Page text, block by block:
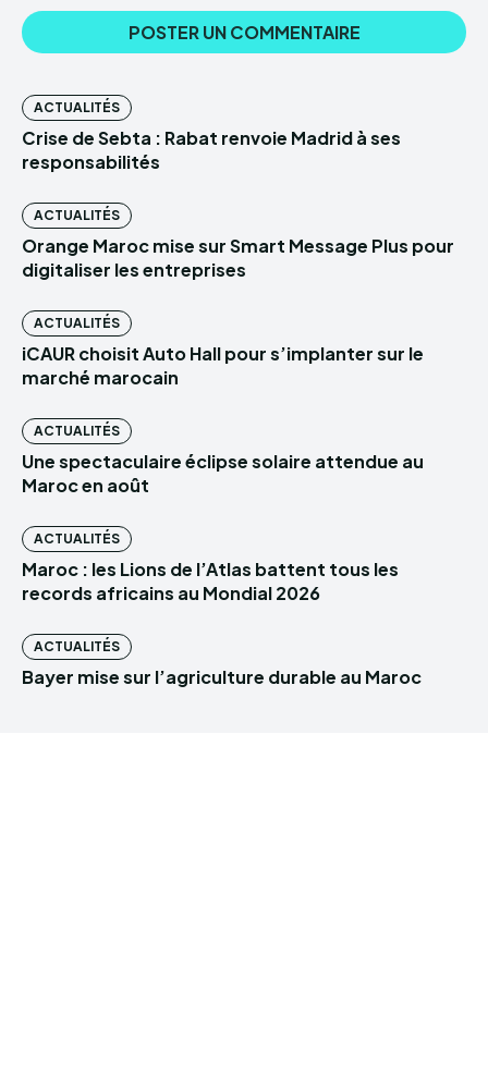
ACTUALITÉS
Crise de Sebta : Rabat renvoie Madrid à ses
responsabilités
ACTUALITÉS
Orange Maroc mise sur Smart Message Plus pour
digitaliser les entreprises
ACTUALITÉS
iCAUR choisit Auto Hall pour s’implanter sur le
marché marocain
ACTUALITÉS
Une spectaculaire éclipse solaire attendue au
Maroc en août
ACTUALITÉS
Maroc : les Lions de l’Atlas battent tous les
records africains au Mondial 2026
ACTUALITÉS
Bayer mise sur l’agriculture durable au Maroc